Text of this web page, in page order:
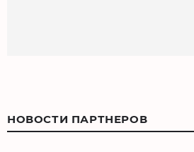
НОВОСТИ ПАРТНЕРОВ